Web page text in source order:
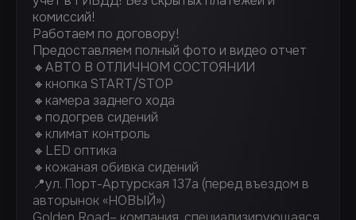
комиссий!
Работаем по договору!
Предоставляем полный фото и видео отчет
🔸АВТО В ОТЛИЧНОМ СОСТОЯНИИ
🔸кнопка START/STOP
🔸камера заднего хода
🔸подогрев сидений
🔸климат контроль
🔸LED оптика
🔸кожаная обивка сидений
📍ул. Порт-Артурская 137а (перед въездом в
авторынок «НОВЫЙ»)